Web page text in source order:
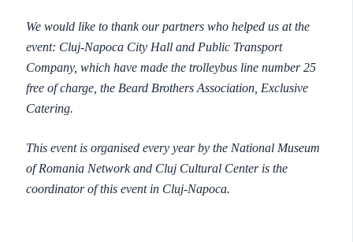
We would like to thank our partners who helped us at the
event: Cluj-Napoca City Hall and Public Transport
Company, which have made the trolleybus line number 25
free of charge, the Beard Brothers Association, Exclusive
Catering.
This event is organised every year by the National Museum
of Romania Network and Cluj Cultural Center is the
coordinator of this event in Cluj-Napoca.